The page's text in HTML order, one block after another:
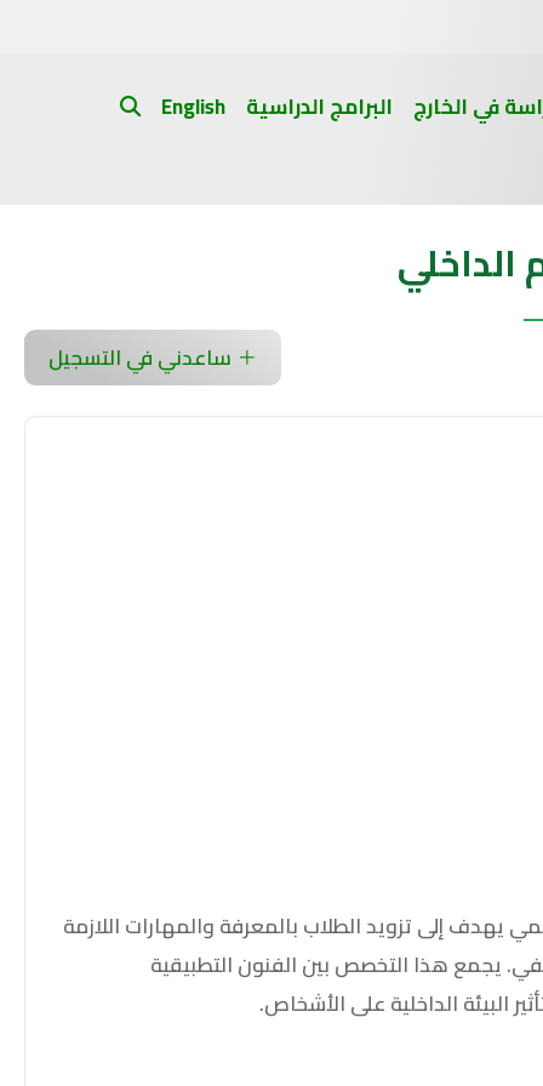
في الخارج البرامج الدراسية English
ساعدني في التسجيل
يهدف إلى تزويد الطلاب بالمعرفة والمهارات اللازمة
يجمع هذا التخصص بين الفنون التطبيقية
البيئة الداخلية على الأشخاص.